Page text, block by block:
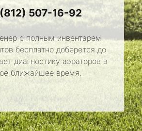
507-16-92
с полным инвентарем
бесплатно доберется до
диагностику аэраторов в
ближайшее время.